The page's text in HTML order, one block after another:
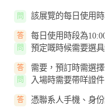
問 該展覽的每日使用
答 每日使用時段為
問 預定嘅時候需要選
答 需要，預訂時需選
問 入場時需要帶咩證件
答 憑聯系人手機、身